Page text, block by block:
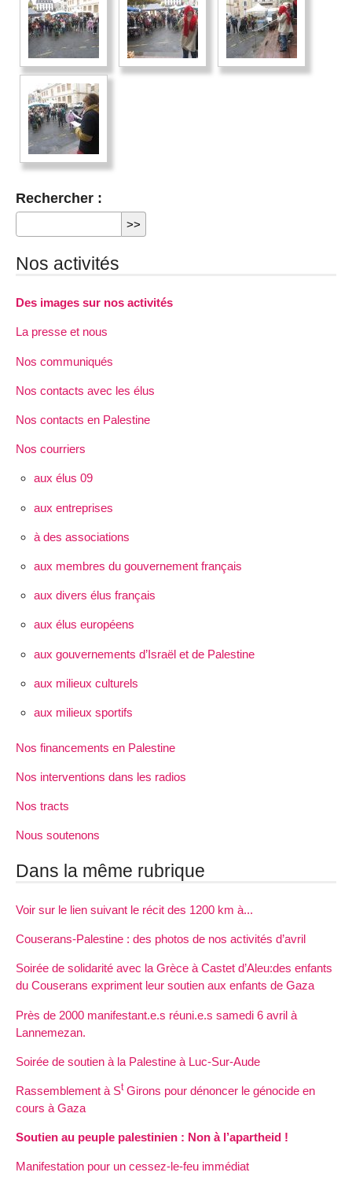
Rechercher :
Nos activités
Des images sur nos activités
La presse et nous
Nos communiqués
Nos contacts avec les élus
Nos contacts en Palestine
Nos courriers
aux élus 09
aux entreprises
à des associations
aux membres du gouvernement français
aux divers élus français
aux élus européens
aux gouvernements d’Israël et de Palestine
aux milieux culturels
aux milieux sportifs
Nos financements en Palestine
Nos interventions dans les radios
Nos tracts
Nous soutenons
Dans la même rubrique
Voir sur le lien suivant le récit des 1200 km à...
Couserans-Palestine : des photos de nos activités d’avril
Soirée de solidarité avec la Grèce à Castet d’Aleu:des enfants
du Couserans expriment leur soutien aux enfants de Gaza
Près de 2000 manifestant.e.s réuni.e.s samedi 6 avril à
Lannemezan.
Soirée de soutien à la Palestine à Luc-Sur-Aude
Rassemblement à StGirons pour dénoncer le génocide en
cours à Gaza
Soutien au peuple palestinien : Non à l’apartheid !
Manifestation pour un cessez-le-feu immédiat